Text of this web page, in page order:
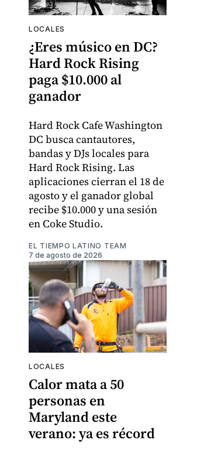
LOCALES
¿Eres músico en DC?
Hard Rock Rising
paga $10.000 al
ganador
Hard Rock Cafe Washington
DC busca cantautores,
bandas y DJs locales para
Hard Rock Rising. Las
aplicaciones cierran el 18 de
agosto y el ganador global
recibe $10.000 y una sesión
en Coke Studio.
EL TIEMPO LATINO TEAM
7 de agosto de 2026
LOCALES
Calor mata a 50
personas en
Maryland este
verano: ya es récord